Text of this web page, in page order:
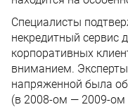
Специалисты
некредитный сервис
корпоративных
вниманием.
напряженной была
(в 2008-ом — 2009-ом